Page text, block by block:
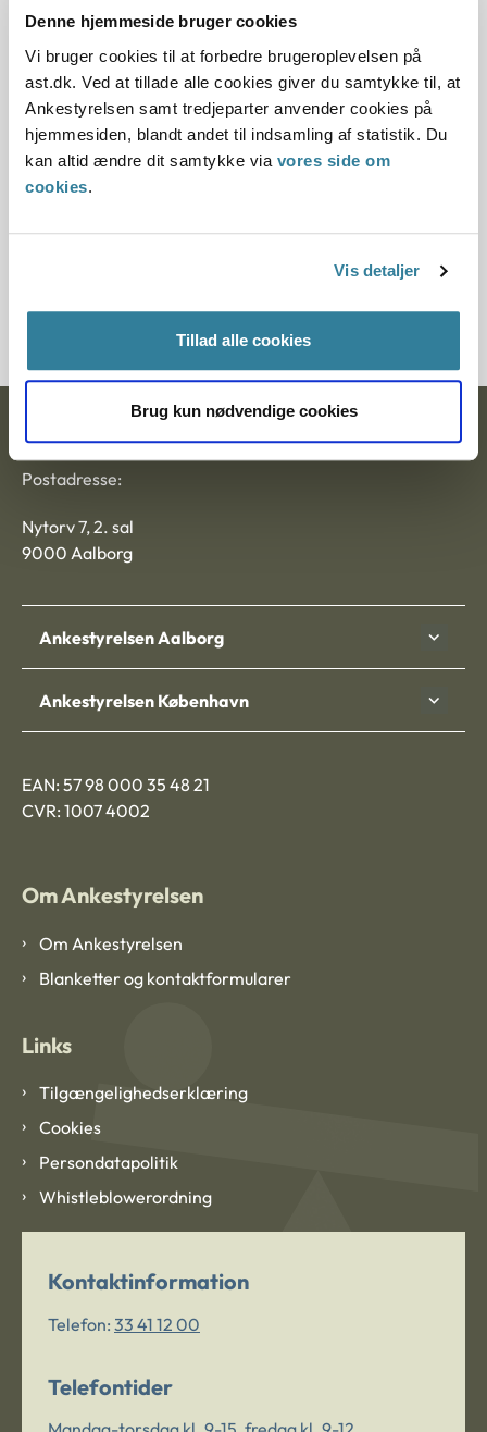
Denne hjemmeside bruger cookies
Vi bruger cookies til at forbedre brugeroplevelsen på
ast.dk. Ved at tillade alle cookies giver du samtykke til, at
Ankestyrelsen samt tredjeparter anvender cookies på
hjemmesiden, blandt andet til indsamling af statistik. Du
kan altid ændre dit samtykke via vores side om
cookies.
Vis detaljer
Tillad alle cookies
Brug kun nødvendige cookies
30.06.2010
Offentliggørelsesdato
10.07.2013
Paragraf
3500254-09
Ankestyrelsen
Postadresse:
Nytorv 7, 2. sal
9000 Aalborg
Ankestyrelsen Aalborg
Ankestyrelsen København
EAN: 57 98 000 35 48 21
CVR: 1007 4002
Om Ankestyrelsen
Om Ankestyrelsen
Blanketter og kontaktformularer
Links
Tilgængelighedserklæring
Cookies
Persondatapolitik
Whistleblowerordning
Kontaktinformation
Telefon: 33 41 12 00
Telefontider